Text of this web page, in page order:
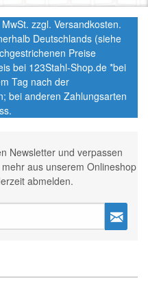
zzgl. Versandkosten.
Deutschlands (siehe
Preise
bei 123Stahl-Shop.de *bei
Tag nach der
bei anderen Zahlungsarten
Newsletter und verpassen
aus unserem Onlineshop
abmelden.